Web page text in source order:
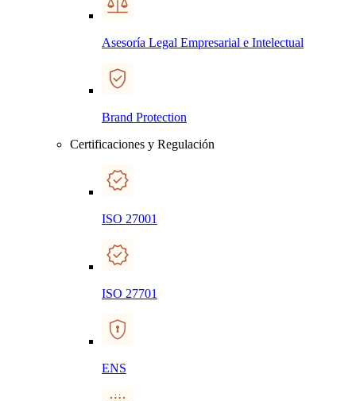
Asesoría Legal Empresarial e Intelectual
Brand Protection
Certificaciones y Regulación
ISO 27001
ISO 27701
ENS